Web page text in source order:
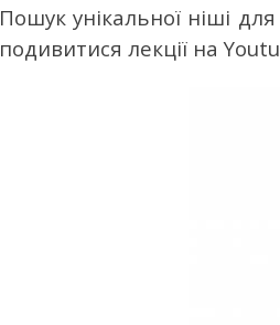
Пошук унікальної ніші
подивитися лекції на